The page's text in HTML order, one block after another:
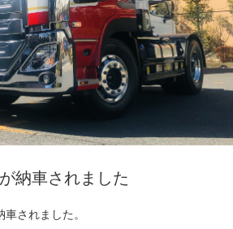
納車されました
されました。